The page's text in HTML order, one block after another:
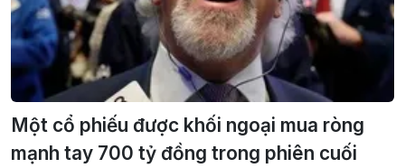
Một cổ phiếu được khối ngoại mua ròng
mạnh tay 700 tỷ đồng trong phiên cuối